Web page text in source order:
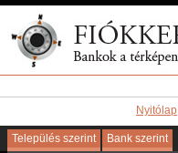
Nyitólap
Település szerint Bank szerint